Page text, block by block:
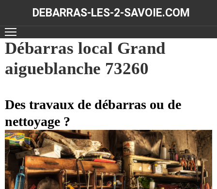
DEBARRAS-LES-2-SAVOIE.COM
ACCUEIL
DÉBARRAS
CONTACT
Débarras local Grand
aigueblanche 73260
Des travaux de débarras ou de
nettoyage ?